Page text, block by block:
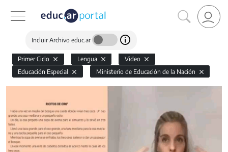
Incluir Archivo educ.ar
Primer Ciclo Lengua
Video
Educación Especial
Ministerio de Educación de la Nación